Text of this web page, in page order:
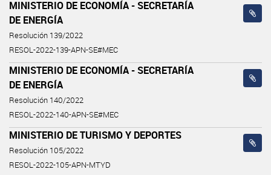
MINISTERIO DE ECONOMÍA - SECRETARÍA
DE ENERGÍA
Resolución 139/2022
RESOL-2022-139-APN-SE#MEC
MINISTERIO DE ECONOMÍA - SECRETARÍA
DE ENERGÍA
Resolución 140/2022
RESOL-2022-140-APN-SE#MEC
MINISTERIO DE TURISMO Y DEPORTES
Resolución 105/2022
RESOL-2022-105-APN-MTYD